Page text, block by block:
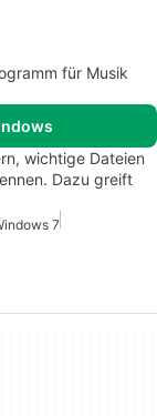
für Musik
wichtige Dateien
Dazu greift
7